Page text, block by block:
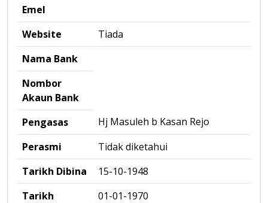
Emel
Website
Tiada
Nama Bank
Nombor
Akaun Bank
Pengasas
Hj Masuleh b Kasan Rejo
Perasmi
Tidak diketahui
Tarikh Dibina
15-10-1948
Tarikh
01-01-1970